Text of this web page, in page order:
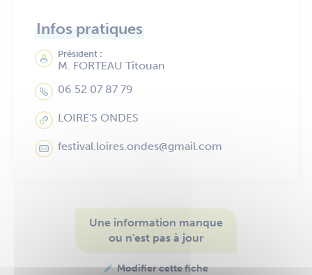
Infos pratiques
Président :
M. FORTEAU Titouan
06 52 07 87 79
LOIRE'S ONDES
festival.loires.ondes@gmail.com
Une information manque
ou n'est pas à jour
Modifier cette fiche